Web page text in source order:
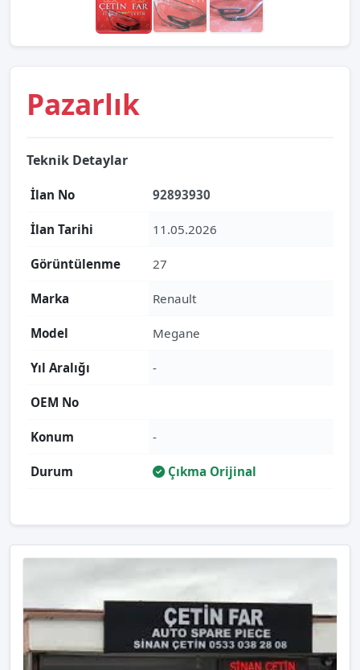
Pazarlık
Teknik Detaylar
İlan No 92893930
İlan Tarihi 11.05.2026
Görüntülenme 27
Marka Renault
Model Megane
Yıl Aralığı -
OEM No
Konum -
Durum Çıkma Orijinal